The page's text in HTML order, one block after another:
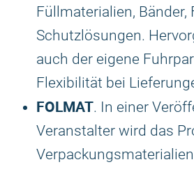
Füllmaterialien, Bänder,
Schutzlösungen.
auch der eigene
Flexibilität bei
FOLMAT. In einer
Veranstalter wird das